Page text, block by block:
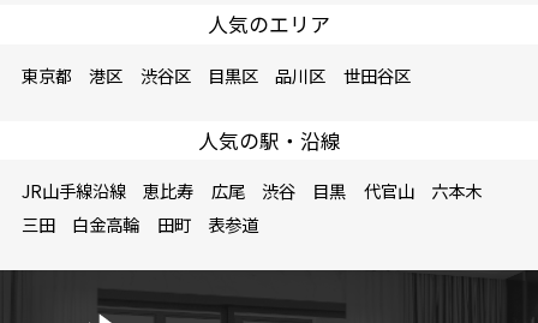
人気のエリア
東京都 港区 渋谷区 目黒区 品川区 世田谷区
人気の駅・沿線
JR山手線沿線 恵比寿 広尾 渋谷 目黒 代官山
六本木
三田
白金高輪 田町 表参道